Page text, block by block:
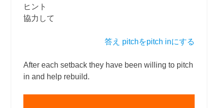
ヒント
協力して
答え pitchをpitch inにする
After each setback they have been willing to pitch
in and help rebuild.